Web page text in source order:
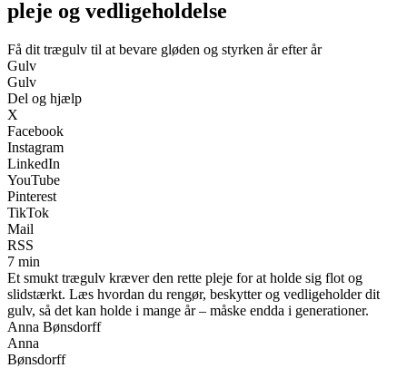
pleje og vedligeholdelse
Få dit trægulv til at bevare gløden og styrken år efter år
Gulv
Gulv
Del og hjælp
X
Facebook
Instagram
LinkedIn
YouTube
Pinterest
TikTok
Mail
RSS
7 min
Et smukt trægulv kræver den rette pleje for at holde sig flot og
slidstærkt. Læs hvordan du rengør, beskytter og vedligeholder dit
gulv, så det kan holde i mange år – måske endda i generationer.
Anna Bønsdorff
Anna
Bønsdorff